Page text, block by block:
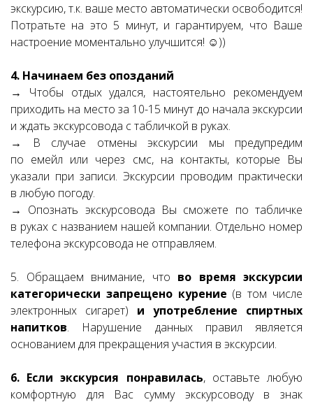
экскурсию, т.к. ваше место автоматически освободится!
Потратьте на это 5 минут, и гарантируем, что Ваше
настроение моментально улучшится! ☺))
4. Начинаем без опозданий
→ Чтобы отдых удался, настоятельно рекомендуем
приходить на место за 10-15 минут до начала экскурсии
и ждать экскурсовода с табличкой в руках.
→ В случае отмены экскурсии мы предупредим
по емейл или через смс, на контакты, которые Вы
указали при записи. Экскурсии проводим практически
в любую погоду.
→ Опознать экскурсовода Вы сможете по табличке
в руках с названием нашей компании. Отдельно номер
телефона экскурсовода не отправляем.
5. Обращаем внимание, что во время экскурсии
категорически запрещено курение (в том числе
электронных сигарет) и употребление спиртных
напитков. Нарушение данных правил является
основанием для прекращения участия в экскурсии.
6. Если экскурсия понравилась, оставьте любую
комфортную для Вас сумму экскурсоводу в знак